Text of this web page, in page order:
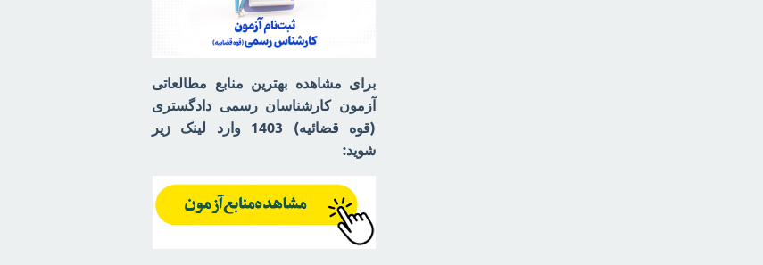
برای مشاهده بهترین منابع مطالعاتی
آزمون کارشناسان رسمی دادگستری
(قوه قضائیه) 1403 وارد لینک زیر
شوید: